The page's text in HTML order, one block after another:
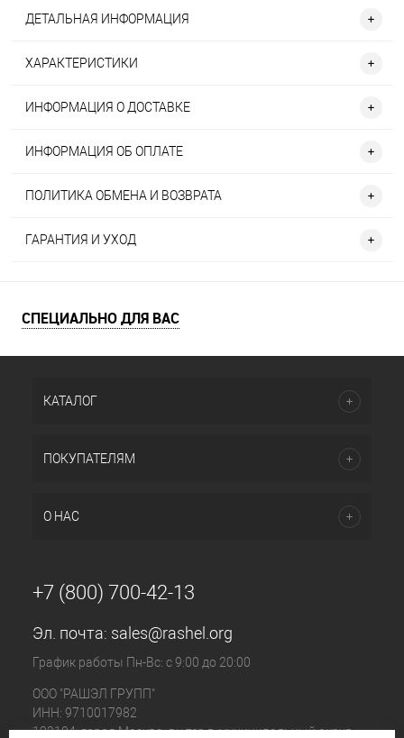
ДЕТАЛЬНАЯ ИНФОРМАЦИЯ
ХАРАКТЕРИСТИКИ
ИНФОРМАЦИЯ О ДОСТАВКЕ
ИНФОРМАЦИЯ ОБ ОПЛАТЕ
ПОЛИТИКА ОБМЕНА И ВОЗВРАТА
ГАРАНТИЯ И УХОД
СПЕЦИАЛЬНО ДЛЯ ВАС
КАТАЛОГ
ПОКУПАТЕЛЯМ
О НАС
+7 (800) 700-42-13
Эл. почта: sales@rashel.org
График работы Пн-Вс: с 9:00 до 20:00
ООО "РАШЭЛ ГРУПП"
ИНН: 9710017982
123104, город Москва, вн.тер.г. муниципальный округ